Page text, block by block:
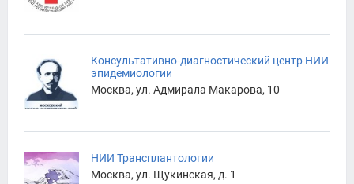
Консультативно-диагностический центр НИИ
эпидемиологии
Москва, ул. Адмирала Макарова, 10
НИИ Трансплантологии
Москва, ул. Щукинская, д. 1